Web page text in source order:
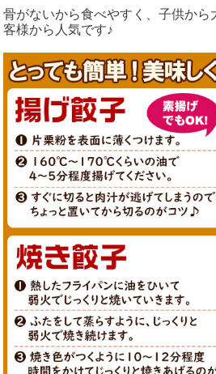
骨がないから食べやすく、子供から
客様から人気です♪